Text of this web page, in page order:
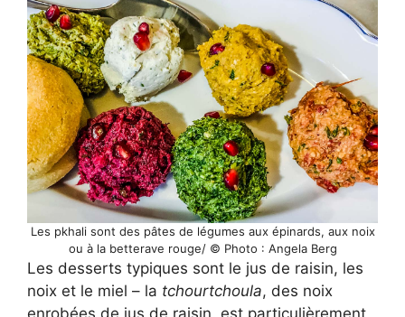
Les pkhali sont des pâtes de légumes aux épinards, aux noix
ou à la betterave rouge/ © Photo : Angela Berg
Les desserts typiques sont le jus de raisin, les
noix et le miel – la tchourtchoula, des noix